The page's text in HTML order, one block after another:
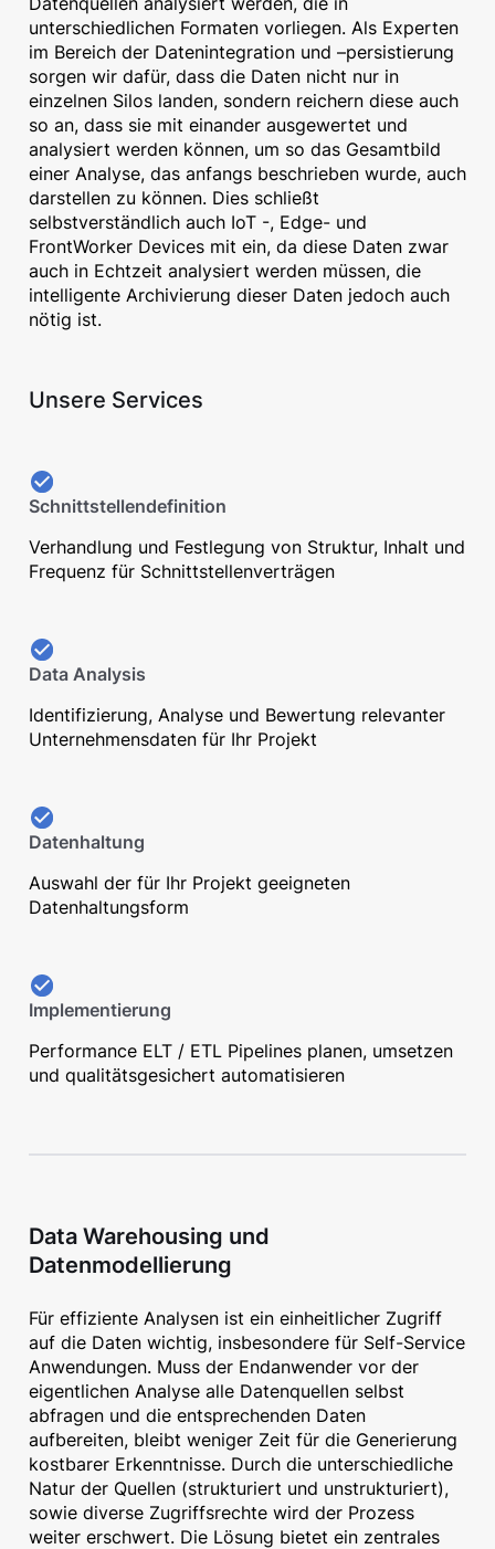
unterschiedlichen Formaten vorliegen. Als Experten
im Bereich der Datenintegration und –persistierung
sorgen wir dafür, dass die Daten nicht nur in
einzelnen Silos landen, sondern reichern diese auch
so an, dass sie mit einander ausgewertet und
analysiert werden können, um so das Gesamtbild
einer Analyse, das anfangs beschrieben wurde, auch
darstellen zu können. Dies schließt
selbstverständlich auch IoT -, Edge- und
FrontWorker Devices mit ein, da diese Daten zwar
auch in Echtzeit analysiert werden müssen, die
intelligente Archivierung dieser Daten jedoch auch
nötig ist.
Unsere Services
Schnittstellendefinition
Verhandlung und Festlegung von Struktur, Inhalt und
Frequenz für Schnittstellenverträgen
Data Analysis
Identifizierung, Analyse und Bewertung relevanter
Unternehmensdaten für Ihr Projekt
Datenhaltung
Auswahl der für Ihr Projekt geeigneten
Datenhaltungsform
Implementierung
Performance ELT / ETL Pipelines planen, umsetzen
und qualitätsgesichert automatisieren
Data Warehousing und
Datenmodellierung
Für effiziente Analysen ist ein einheitlicher Zugriff
auf die Daten wichtig, insbesondere für Self-Service
Anwendungen. Muss der Endanwender vor der
eigentlichen Analyse alle Datenquellen selbst
abfragen und die entsprechenden Daten
aufbereiten, bleibt weniger Zeit für die Generierung
kostbarer Erkenntnisse. Durch die unterschiedliche
Natur der Quellen (strukturiert und unstrukturiert),
sowie diverse Zugriffsrechte wird der Prozess
weiter erschwert. Die Lösung bietet ein zentrales